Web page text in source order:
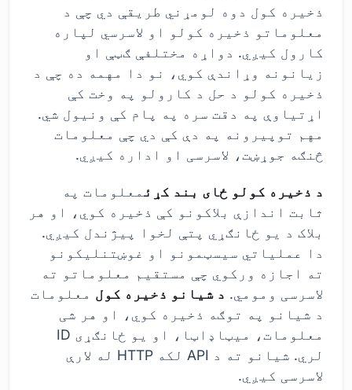
ذخیره کول دوه لومړني طریقې دي چې د
معلوماتو ذخیره کولو او لاسرسي لپاره
کارول کیږي. دواړه مختلفې ګټې او
زیانونه وړاندې کوي، نو دا مهمه ده چې د
ذخیره کولو د حل د کارولو په وخت کې
اړتیاوې په دقت سره په پام کې ونیول شي.
مهم توپیرونه په دې کې دي چې معلومات
څنګه جوړښت، لاسرسی او اداره کیږي.
د ذخیره کولو ځای بند کړئمعلومات په
ثابت اندازې بلاکونو کې ذخیره کوي، او هر
بلاک د یو ځانګړي پتې لخوا پیژندل کیږي.
دا عملیاتي سیسټمونو او غوښتنلیکونو
ته اجازه ورکوي چې مستقیم معلوماتو ته
لاسرسی ومومي. د شیانو ذخیره کول معلومات
د شیانو په توګه ذخیره کوي، او هر شی
معلومات، میټاډاټا، او یو ځانګړی ID
لري. شیانو ته د API لکه HTTP له لارې
لاسرسی کیږي.